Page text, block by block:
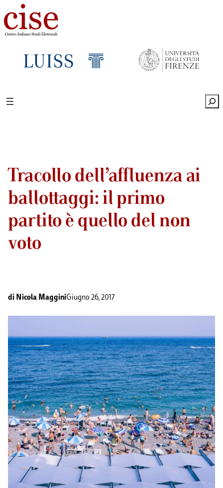
Tracollo dell’affluenza ai
ballottaggi: il primo
partito è quello del non
voto
di Nicola MagginiGiugno 26, 2017